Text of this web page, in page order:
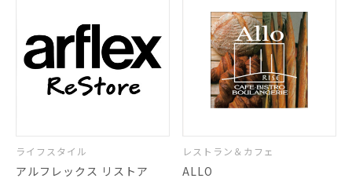
ライフスタイル
アルフレックス リストア
レストラン＆カフェ
ALLO